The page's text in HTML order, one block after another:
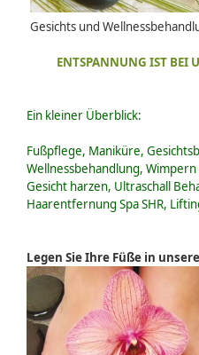
Gesichts und
ENTSPANNUNG IST BEI
Ein kleiner Überblick:
Fußpflege, Maniküre,
Wellnessbehandlung,
Gesicht harzen, Ultraschall
Haarentfernung Spa SHR,
Legen Sie Ihre Füße in